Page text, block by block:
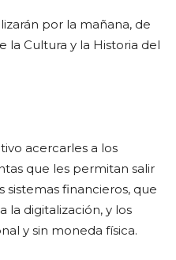
por la mañana, de
la Cultura y la Historia del
acercarles a los
que les permitan salir
sistemas financieros, que
la digitalización, y los
y sin moneda física.